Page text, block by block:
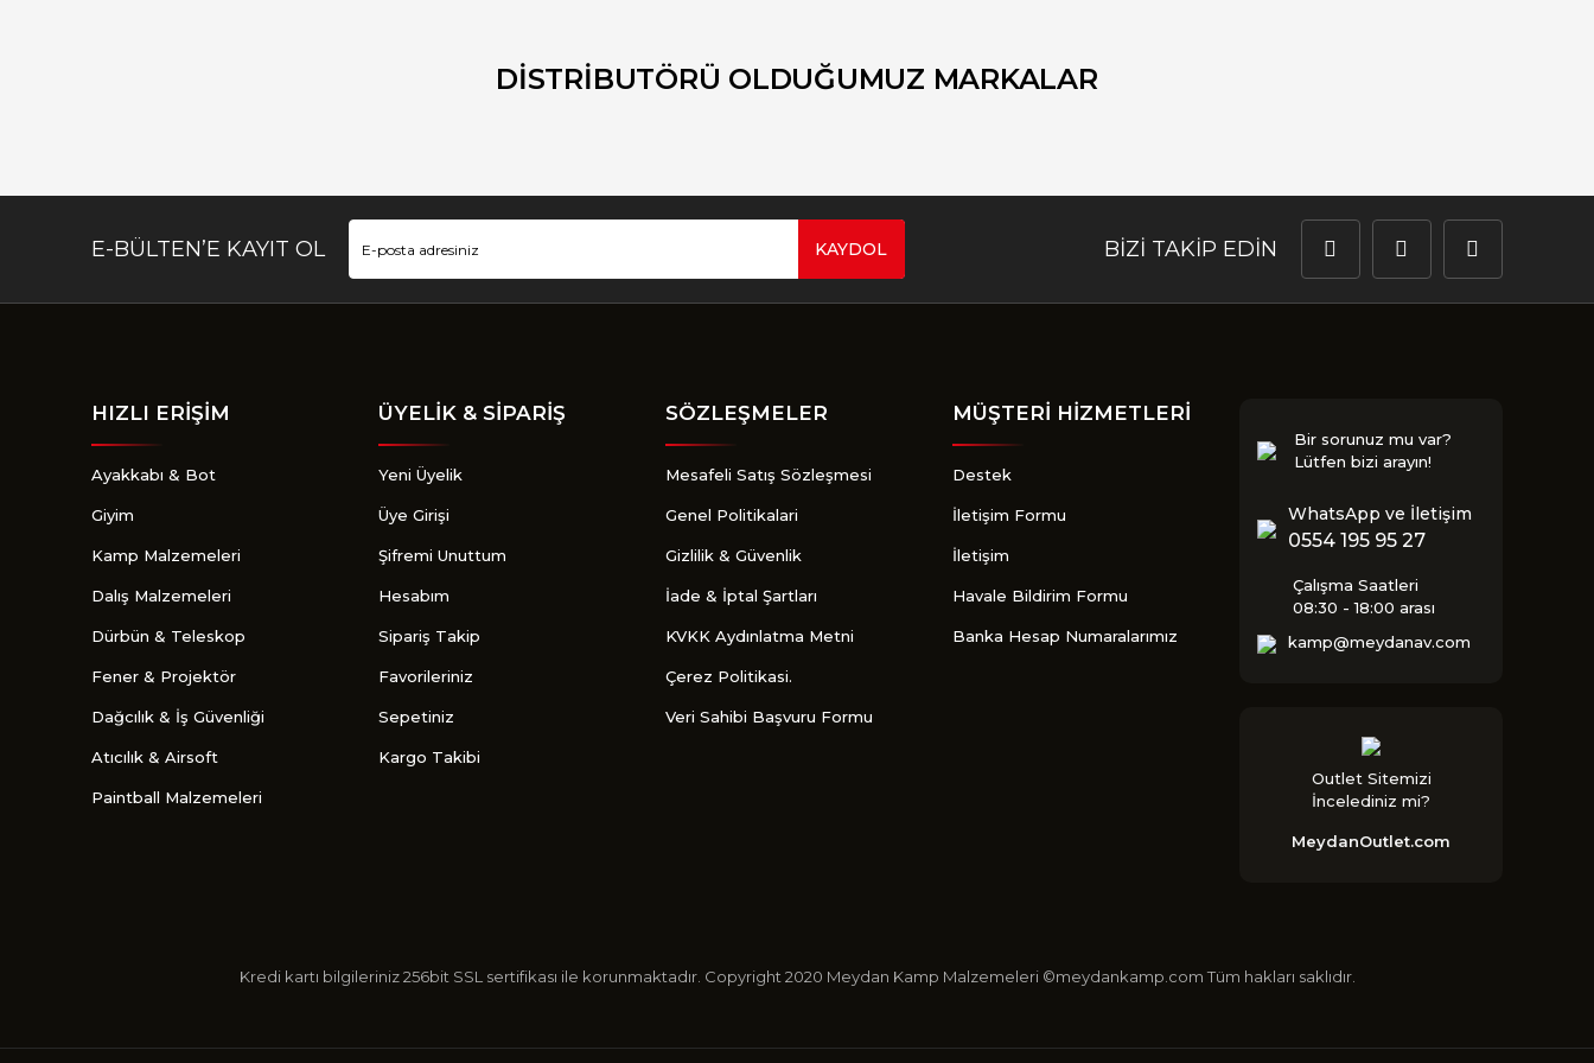
Yorum Yaz
DİSTRİBUTÖRÜ OLDUĞUMUZ MARKALAR
E-BÜLTEN’E KAYIT OL KAYDOL BİZİ TAKİP EDİN
HIZLI ERİŞİM
Ayakkabı & Bot
Giyim
Kamp Malzemeleri
Dalış Malzemeleri
Dürbün & Teleskop
Fener & Projektör
Dağcılık & İş Güvenliği
Atıcılık & Airsoft
Paintball Malzemeleri
ÜYELİK & SİPARİŞ
Yeni Üyelik
Üye Girişi
Şifremi Unuttum
Hesabım
Sipariş Takip
Favorileriniz
Sepetiniz
Kargo Takibi
SÖZLEŞMELER
Mesafeli Satış Sözleşmesi
Genel Politikalari
Gizlilik & Güvenlik
İade & İptal Şartları
KVKK Aydınlatma Metni
Çerez Politikasi.
Veri Sahibi Başvuru Formu
MÜŞTERİ HİZMETLERİ
Destek
İletişim Formu
İletişim
Havale Bildirim Formu
Banka Hesap Numaralarımız
Bir sorunuz mu var?
Lütfen bizi arayın!
WhatsApp ve İletişim
0554 195 95 27
Çalışma Saatleri
08:30 - 18:00 arası
kamp@meydanav.com
Outlet Sitemizi
İncelediniz mi?
MeydanOutlet.com
Kredi kartı bilgileriniz 256bit SSL sertifikası ile korunmaktadır. Copyright 2020 Meydan Kamp Malzemeleri ©meydankamp.com Tüm hakları saklıdır.